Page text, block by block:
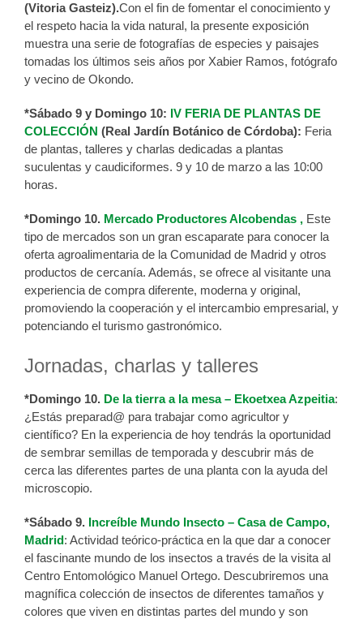
(Vitoria Gasteiz).Con el fin de fomentar el conocimiento y
el respeto hacia la vida natural, la presente exposición
muestra una serie de fotografías de especies y paisajes
tomadas los últimos seis años por Xabier Ramos, fotógrafo
y vecino de Okondo.
*Sábado 9 y Domingo 10: IV FERIA DE PLANTAS DE
COLECCIÓN (Real Jardín Botánico de Córdoba): Feria
de plantas, talleres y charlas dedicadas a plantas
suculentas y caudiciformes. 9 y 10 de marzo a las 10:00
horas.
*Domingo 10. Mercado Productores Alcobendas , Este
tipo de mercados son un gran escaparate para conocer la
oferta agroalimentaria de la Comunidad de Madrid y otros
productos de cercanía. Además, se ofrece al visitante una
experiencia de compra diferente, moderna y original,
promoviendo la cooperación y el intercambio empresarial, y
potenciando el turismo gastronómico.
Jornadas, charlas y talleres
*Domingo 10. De la tierra a la mesa – Ekoetxea Azpeitia:
¿Estás preparad@ para trabajar como agricultor y
científico? En la experiencia de hoy tendrás la oportunidad
de sembrar semillas de temporada y descubrir más de
cerca las diferentes partes de una planta con la ayuda del
microscopio.
*Sábado 9. Increíble Mundo Insecto – Casa de Campo,
Madrid: Actividad teórico-práctica en la que dar a conocer
el fascinante mundo de los insectos a través de la visita al
Centro Entomológico Manuel Ortego. Descubriremos una
magnífica colección de insectos de diferentes tamaños y
colores que viven en distintas partes del mundo y son